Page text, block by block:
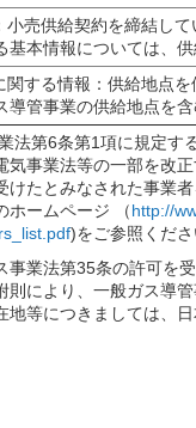
小売供給契約を締結し
基本情報については、
関する情報：供給地点
導管事業の供給地点を
法第6条第1項に規定
気事業法等の一部を改
けたとみなされた事業
ホームページ （http://
)をご参照くだ
事業法第35条の許可を
則により、一般ガス導
地等につきましては、